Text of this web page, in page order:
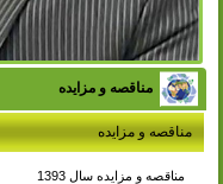
مناقصه و مزایده
مناقصه و مزایده
مناقصه و مزایده سال 1393